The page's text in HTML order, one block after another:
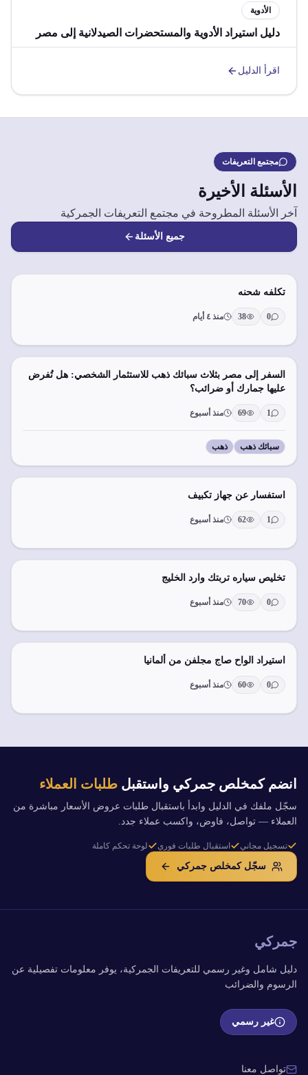
الأدوية
دليل استيراد الأدوية والمستحضرات الصيدلانية إلى مصر
اقرأ الدليل
مجتمع التعريفات
الأسئلة الأخيرة
آخر الأسئلة المطروحة في مجتمع التعريفات الجمركية
جميع الأسئلة
تكلفه شحنه
0
38 منذ ٤ أيام
السفر إلى مصر بثلاث سبائك ذهب للاستثمار الشخصي: هل تُفرض
عليها جمارك أو ضرائب؟
1
69 منذ أسبوع
سبائك ذهب ذهب
استفسار عن جهاز تكبيف
1
62 منذ أسبوع
تخليص سياره تربتك وارد الخليج
0
70 منذ أسبوع
استيراد الواح صاج مجلفن من ألمانيا
0
60 منذ أسبوع
انضم كمخلص جمركي واستقبل طلبات العملاء
سجّل ملفك في الدليل وابدأ باستقبال طلبات عروض الأسعار مباشرة من
العملاء — تواصل، فاوض، واكسب عملاء جدد.
تسجيل مجاني استقبال طلبات فوري لوحة تحكم كاملة
سجّل كمخلص جمركي
جمركي
دليل شامل وغير رسمي للتعريفات الجمركية، يوفر معلومات تفصيلية عن
الرسوم والضرائب
غير رسمي
تواصل معنا